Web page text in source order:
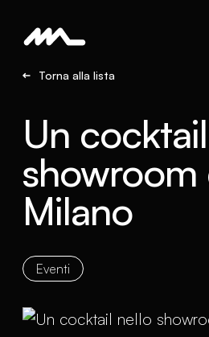
Torna alla lista
Un
showroom
Milano
Eventi